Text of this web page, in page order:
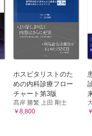
ホスピタリストのた
めの内科診療フロー
チャート第3版
髙岸 勝繁 上田 剛士
￥8,800